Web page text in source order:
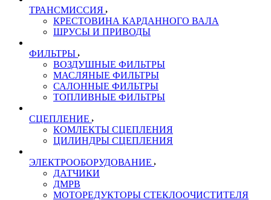
ТРАНСМИССИЯ
КРЕСТОВИНА КАРДАННОГО ВАЛА
ШРУСЫ И ПРИВОДЫ
ФИЛЬТРЫ
ВОЗДУШНЫЕ ФИЛЬТРЫ
МАСЛЯНЫЕ ФИЛЬТРЫ
САЛОННЫЕ ФИЛЬТРЫ
ТОПЛИВНЫЕ ФИЛЬТРЫ
СЦЕПЛЕНИЕ
КОМЛЕКТЫ СЦЕПЛЕНИЯ
ЦИЛИНДРЫ СЦЕПЛЕНИЯ
ЭЛЕКТРООБОРУДОВАНИЕ
ДАТЧИКИ
ДМРВ
МОТОРЕДУКТОРЫ СТЕКЛООЧИСТИТЕЛЯ